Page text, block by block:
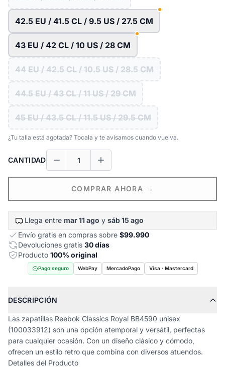
42.5 EU / 41.5 CL / 9.5 US / 27.5 CM
43 EU / 42 CL / 10 US / 28 CM
44 EU / 42.5 CL / 10.5 US / 28.5 CM
44.5 EU / 43 CL / 11 US / 29 CM
45 EU / 43.5 CL / 11.5 US / 29.5 CM
¿Tu talla está agotada? Tocala y te avisamos cuando vuelva.
CANTIDAD
COMPRAR AHORA →
Llega entre mar 11 ago y sáb 15 ago
Envío gratis en compras sobre $99.990
Devoluciones gratis 30 días
Producto 100% original
Pago seguro WebPay MercadoPago Visa · Mastercard
DESCRIPCIÓN
Las zapatillas Reebok Classics Royal BB4590 unisex
(100033912) son una opción atemporal y versátil, perfectas
para cualquier ocasión. Con un diseño clásico y cómodo,
ofrecen un estilo retro que combina con diversos atuendos.
Detalles del Producto